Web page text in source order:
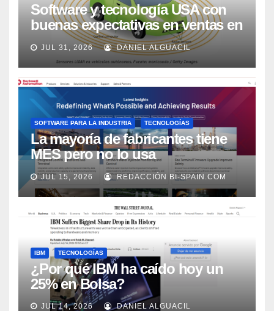
Software y tecnología USA con
buenas expectativas en ventas en
los próximos 2 años, según
Market Watch
JUL 31, 2026 DANIEL ALGUACIL
SOFTWARE PARA LA INDUSTRIA TECNOLOGÍAS
La mayoría de fabricantes tiene
MES pero no lo usa
adecuadamente, según Rockwell
Automation
JUL 15, 2026 REDACCIÓN BI-SPAIN.COM
IBM TECNOLOGÍAS
¿Por qué IBM ha caído hoy un
25% en Bolsa?
JUL 14, 2026 DANIEL ALGUACIL